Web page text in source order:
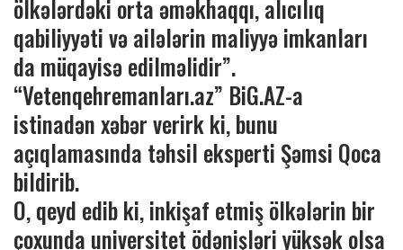
ölkələrdəki orta əməkhaqqı, alıcılıq
qabiliyyəti və ailələrin maliyyə imkanları
da müqayisə edilməlidir”.
“Vetenqehremanları.az” BiG.AZ-a
istinadən xəbər verirk ki, bunu
açıqlamasında təhsil eksperti Şəmsi Qoca
bildirib.
O, qeyd edib ki, inkişaf etmiş ölkələrin bir
çoxunda universitet ödənişləri yüksək olsa